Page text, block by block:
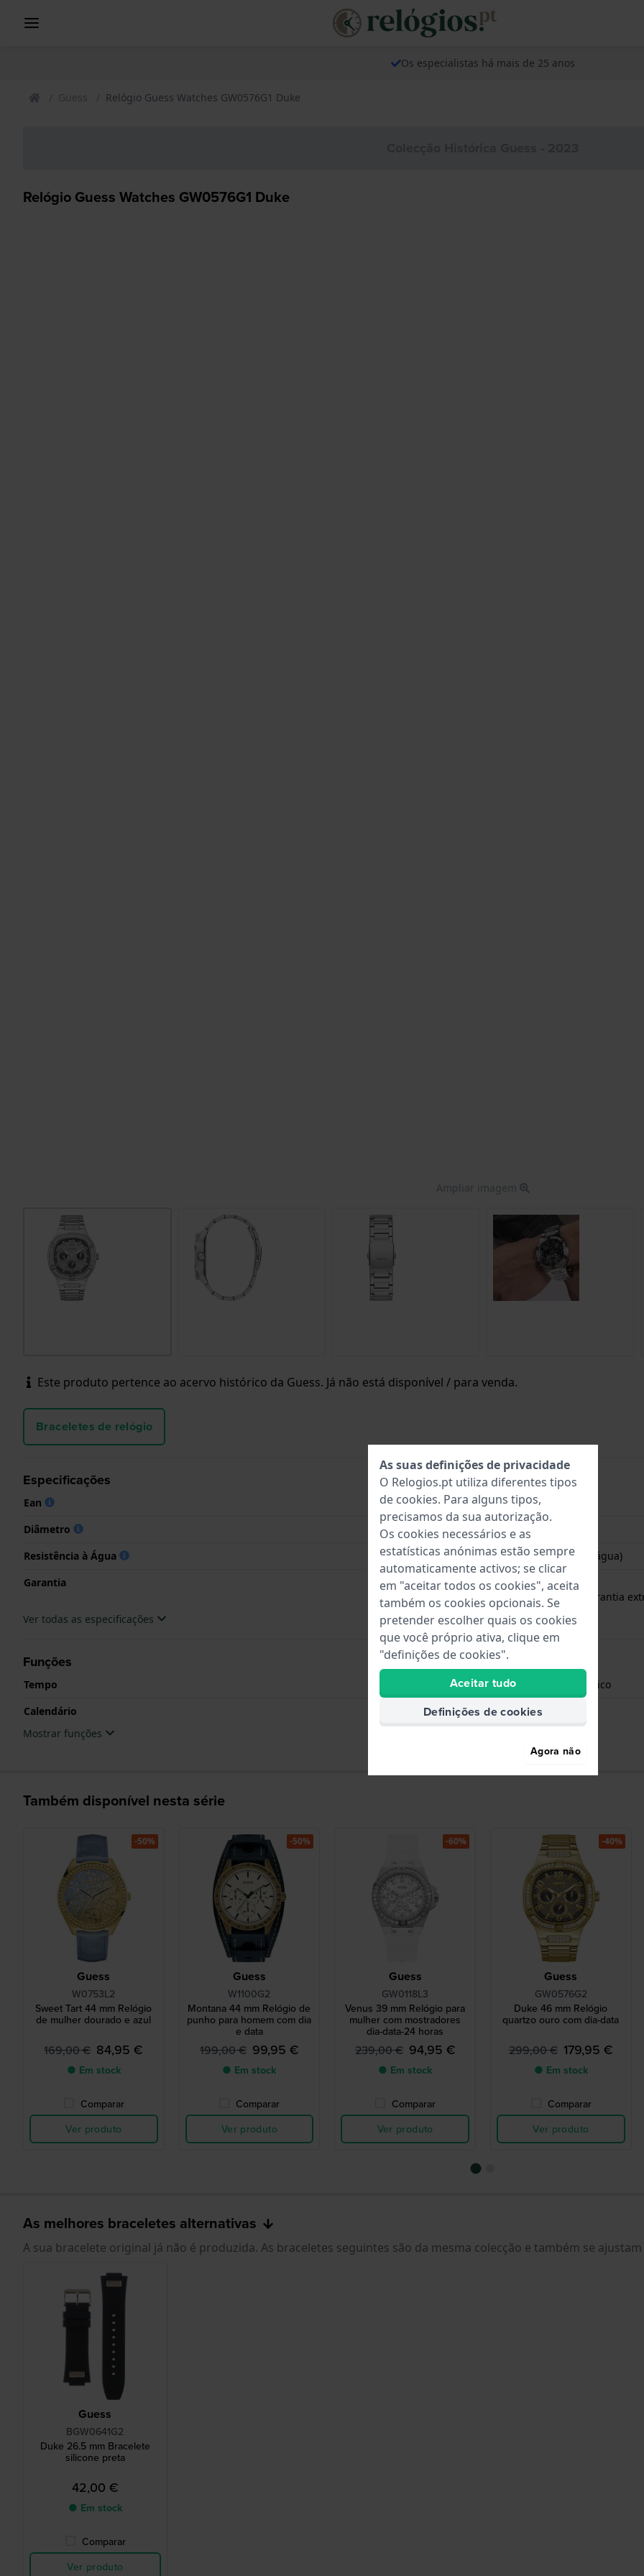
Os especialistas há mais de 25 anos
Guess Relógio Guess Watches GW0576G1 Duke
Relógio Guess Watches GW0576G1 Duke
Ampliar imagem
Este produto pertence ao acervo histórico da Guess. Já não está disponível / para venda.
Braceletes de relógio
Especificações
Ean
0091661533327
Diâmetro
46 mm
Resistência à Água
1 Bar (não resistente à água)
Garantia
Garantia de 2 anos
Gratuito
1 ano de garantia
Ver todas as especificações
Funções
Tempo
Horas - Ponteiro analógico
Calendário
Data - Mostrador
Mostrar funções
Também disponível nesta série
Guess
W0753L2
Sweet Tart 44 mm Relógio
de mulher dourado e azul
169,00 € 84,95 €
● Em stock
Comparar
Ver produto
-50%
Guess
W1100G2
Montana 44 mm Relógio de
punho para homem com dia
e data
199,00 € 99,95 €
● Em stock
Comparar
Ver produto
-50%
Guess
GW0118L3
Venus 39 mm Relógio para
mulher com mostradores
dia-data-24 horas
239,00 € 94,95 €
● Em stock
Comparar
Ver produto
-60%
Guess
GW0576G2
Duke 46 mm Relógio
quartzo ouro com dia-data
299,00 € 179,95 €
● Em stock
Comparar
Ver produto
-40%
As melhores braceletes alternativas
A sua bracelete original já não é produzida. As braceletes seguintes são da mesma colecção e também se
Guess
BGW0641G2
Duke 26.5 mm Bracelete
silicone preta
42,00 €
● Em stock
Comparar
Ver produto
As suas definições de privacidade
O Relogios.pt utiliza diferentes tipos
de cookies. Para alguns tipos,
precisamos da sua autorização.
Os cookies necessários e as
estatísticas anónimas estão sempre
automaticamente activos; se clicar
em "aceitar todos os cookies", aceita
também os cookies opcionais. Se
pretender escolher quais os cookies
que você próprio ativa, clique em
"definições de cookies".
Aceitar tudo
Definições de cookies
Agora não